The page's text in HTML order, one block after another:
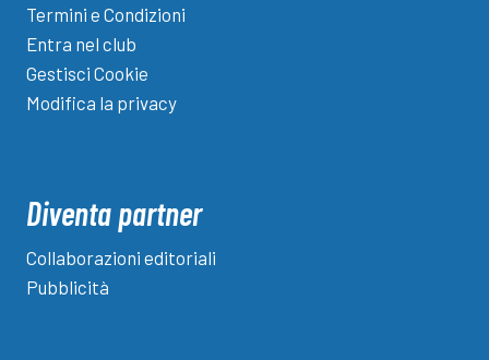
Termini e Condizioni
Entra nel club
Gestisci Cookie
Modifica la privacy
Diventa partner
Collaborazioni editoriali
Pubblicità